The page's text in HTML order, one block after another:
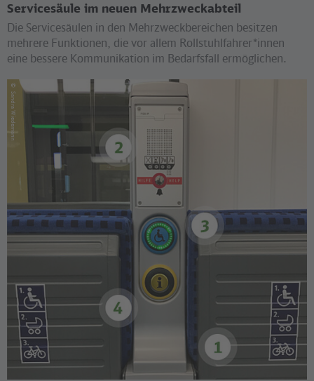
Servicesäule im neuen Mehrzweckabteil
Die Servicesäulen in den Mehrzweckbereichen besitzen
mehrere Funktionen, die vor allem Rollstuhlfahrer*innen
eine bessere Kommunikation im Bedarfsfall ermöglichen.
©
Sandra Wiedemann